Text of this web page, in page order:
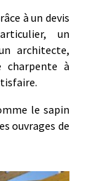
à un devis
un
architecte,
charpente à
le sapin
ouvrages de